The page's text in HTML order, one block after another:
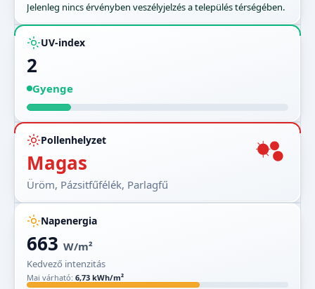
Jelenleg nincs érvényben veszélyjelzés a település térségében.
UV-index
2
Gyenge
Pollenhelyzet
Magas
Üröm, Pázsitfűfélék, Parlagfű
Napenergia
663 W/m²
Kedvező intenzitás
Mai várható: 6,73 kWh/m²